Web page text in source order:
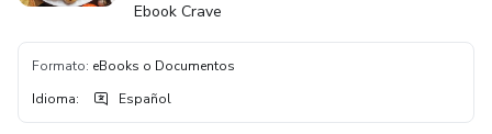
Ebook Crave
Formato: eBooks o Documentos
Idioma: Español